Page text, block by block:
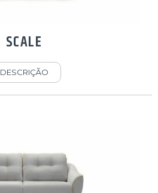
SCALE
DESCRIÇÃO